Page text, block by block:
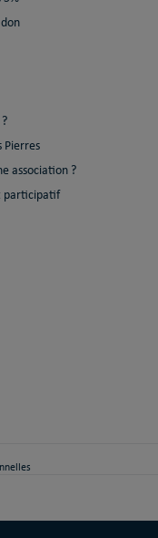
Pierres
association ?
participatif